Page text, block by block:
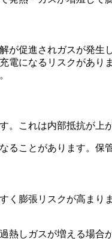
が促進されガスが発生し
電になるリスクがありま
これは内部抵抗が上
ことがあります。保
く膨張リスクが高まりま
しガスが増える場